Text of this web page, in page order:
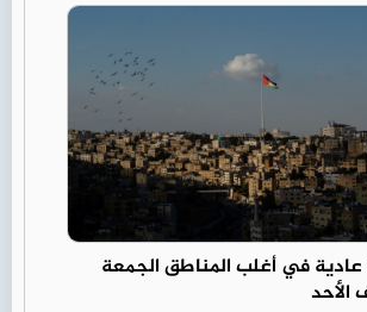
عادية في أغلب المناطق الجمعة
الأحد